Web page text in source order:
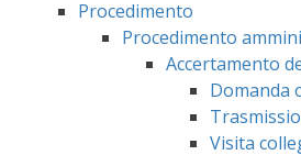
Procedimento
Procedimento
Accertamento
Domanda
Visita